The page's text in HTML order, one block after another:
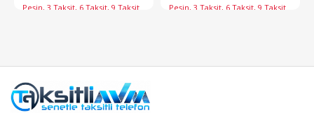
Peşin, 3 Taksit, 6 Taksit, 9 Taksit Peşin, 3 Taksit, 6 Taksit, 9 Taksit